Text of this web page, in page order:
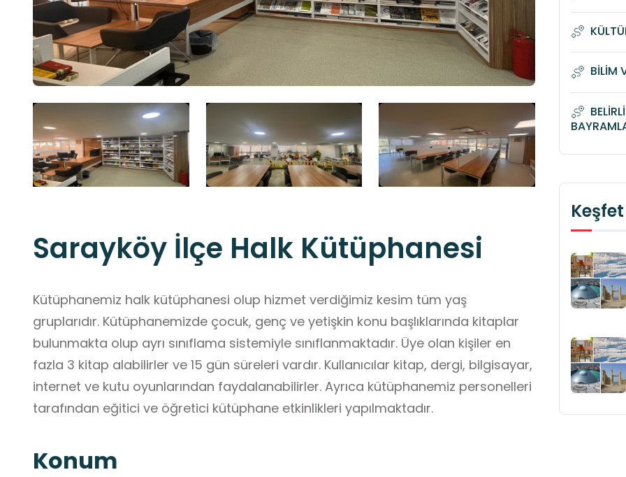
Sarayköy İlçe Halk Kütüphanesi
Kütüphanemiz halk kütüphanesi olup hizmet verdiğimiz kesim tüm yaş
gruplarıdır. Kütüphanemizde çocuk, genç ve yetişkin konu başlıklarında kitaplar
bulunmakta olup ayrı sınıflama sistemiyle sınıflanmaktadır. Üye olan kişiler en
fazla 3 kitap alabilirler ve 15 gün süreleri vardır. Kullanıcılar kitap, dergi, bilgisayar,
internet ve kutu oyunlarından faydalanabilirler. Ayrıca kütüphanemiz personelleri
tarafından eğitici ve öğretici kütüphane etkinlikleri yapılmaktadır.
Konum
BİLİM
Keşfet